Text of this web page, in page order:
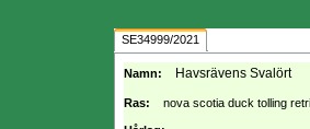
SE34999/2021
Namn: Havsrävens Svalört
Ras: nova scotia duck tolling